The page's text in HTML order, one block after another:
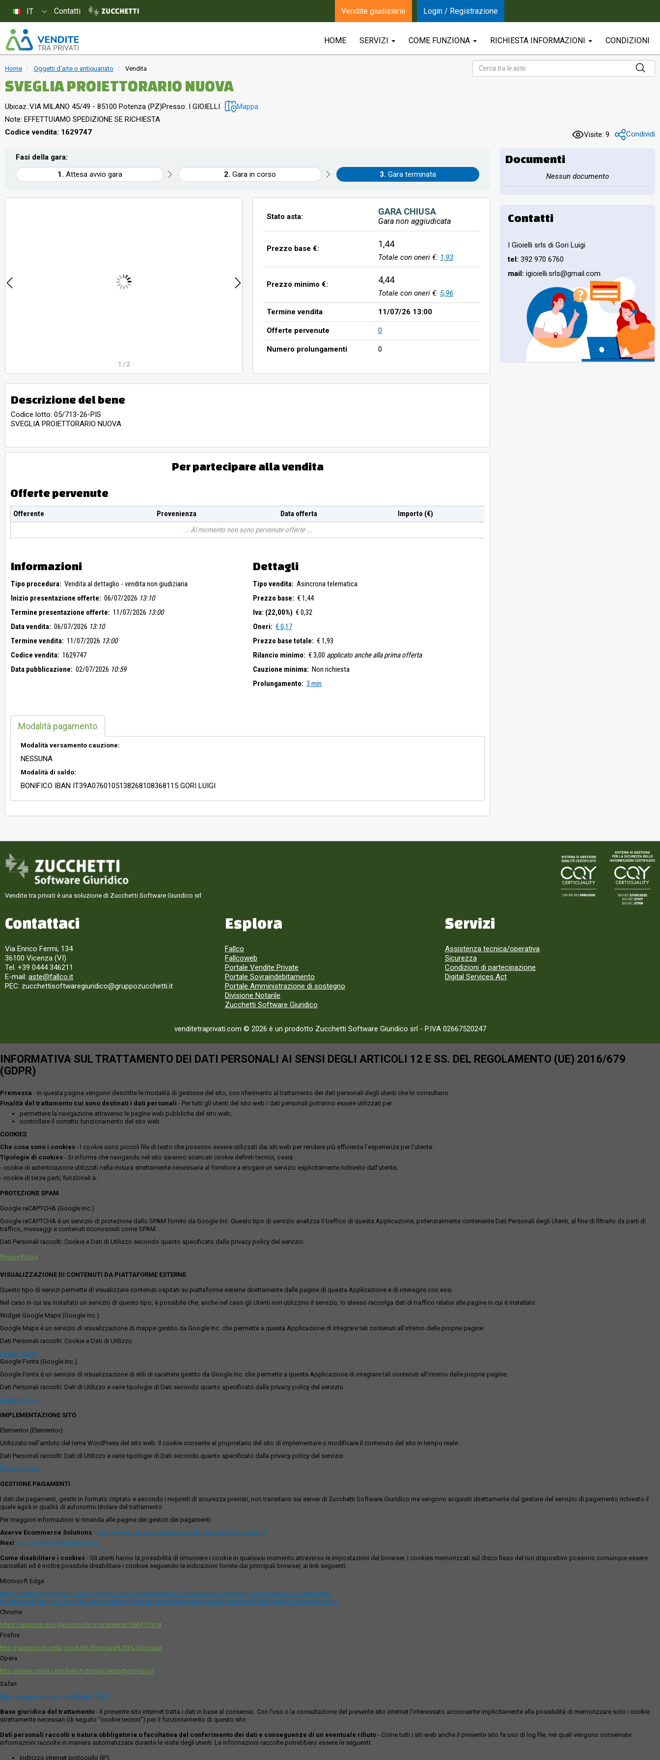
HOME SERVIZI COME FUNZIONA RICHIESTA INFORMAZIONI CONDIZIONI
Home Oggetti d'arte o antiquariato Vendita
SVEGLIA PROIETTORARIO NUOVA
Ubicaz.:VIA MILANO 45/49 - 85100 Potenza (PZ)Presso: I GIOIELLI Mappa
Note: EFFETTUIAMO SPEDIZIONE SE RICHIESTA
Codice vendita: 1629747
Visite: 9 Condividi
Fasi della gara:
Attesa avvio gara
Gara in corso Gara terminata
1 / 2
Stato asta: GARA CHIUSA
Gara non aggiudicata
Prezzo base €: 1,44
Totale con oneri €: 1,93
Prezzo minimo €: 4,44
Totale con oneri €: 5,96
Termine vendita 11/07/26 13:00
Offerte pervenute 0
Numero prolungamenti 0
Descrizione del bene
Codice lotto: 05/713-26-PIS
SVEGLIA PROIETTORARIO NUOVA
Per partecipare alla vendita
Offerte pervenute
Offerente Provenienza Data offerta
Importo (€)
Al momento non sono pervenute offerte
Informazioni
Tipo procedura: Vendita al dettaglio - vendita non giudiziaria
Inizio presentazione offerte: 06/07/2026 13:10
Termine presentazione offerte: 11/07/2026 13:00
Data vendita: 06/07/2026 13:10
Termine vendita: 11/07/2026 13:00
Codice vendita: 1629747
Data pubblicazione: 02/07/2026 10:59
Dettagli
Tipo vendita: Asincrona telematica
Prezzo base: € 1,44
Iva: (22,00%) € 0,32
Oneri: € 0,17
Prezzo base totale: € 1,93
Rilancio minimo: € 3,00 applicato anche alla prima offerta
Cauzione minima: Non richiesta
Prolungamento: 3 min
Modalità pagamento
Modalità versamento cauzione:
NESSUNA
Modalità di saldo:
BONIFICO IBAN IT39A0760105138268108368115 GORI LUIGI
Documenti
Nessun documento
Contatti
I Gioielli srls di Gori Luigi
tel: 392 970 6760
mail: igioielli.srls@gmail.com
Vendite tra privati è una soluzione di Zucchetti Software Giuridico srl
Contattaci
Via Enrico Fermi, 134
36100 Vicenza (VI)
Tel. +39 0444 346211
E-mail: aste@fallco.it
PEC: zucchettisoftwaregiuridico@gruppozucchetti.it
Esplora
Fallco
Fallcoweb
Portale Vendite Private
Portale Sovraindebitamento
Portale Amministrazione di sostegno
Divisione Notarile
Zucchetti Software Giuridico
Servizi
Assistenza tecnica/operativa
Sicurezza
Condizioni di partecipazione
Digital Services Act
venditetraprivati.com © 2026 è un prodotto Zucchetti Software Giuridico srl - P.IVA 02667520247
IT Contatti Vendite giudiziarie Login / Registrazione
INFORMATIVA SUL TRATTAMENTO DEI DATI PERSONALI AI SENSI DEGLI ARTICOLI 12 E SS. DEL REGOLAMENTO (UE) 2016/679
(GDPR)
Premessa - In questa pagina vengono descritte le modalità di gestione del sito, con riferimento al trattamento dei dati personali degli utenti che lo consultano.
Finalità del trattamento cui sono destinati i dati personali - Per tutti gli utenti del sito web i dati personali potranno essere utilizzati per:
permettere la navigazione attraverso le pagine web pubbliche del sito web;
controllare il corretto funzionamento del sito web.
COOKIES
Che cosa sono i cookies - I cookie sono piccoli file di testo che possono essere utilizzati dai siti web per rendere più efficiente l'esperienza per l'utente.
Tipologie di cookies - Si informa che navigando nel sito saranno scaricati cookie definiti tecnici, ossia:
- cookie di autenticazione utilizzati nella misura strettamente necessaria al fornitore a erogare un servizio esplicitamente richiesto dall'utente;
- cookie di terze parti, funzionali a:
PROTEZIONE SPAM
Google reCAPTCHA (Google Inc.)
Google reCAPTCHA è un servizio di protezione dallo SPAM fornito da Google Inc. Questo tipo di servizio analizza il traffico di questa Applicazione, potenzialmente contenente Dati Personali degli Utenti, al fine di filtrarlo da parti di
traffico, messaggi e contenuti riconosciuti come SPAM.
Dati Personali raccolti: Cookie e Dati di Utilizzo secondo quanto specificato dalla privacy policy del servizio.
Privacy Policy
VISUALIZZAZIONE DI CONTENUTI DA PIATTAFORME ESTERNE
Questo tipo di servizi permette di visualizzare contenuti ospitati su piattaforme esterne direttamente dalle pagine di questa Applicazione e di interagire con essi.
Nel caso in cui sia installato un servizio di questo tipo, è possibile che, anche nel caso gli Utenti non utilizzino il servizio, lo stesso raccolga dati di traffico relativi alle pagine in cui è installato.
Widget Google Maps (Google Inc.)
Google Maps è un servizio di visualizzazione di mappe gestito da Google Inc. che permette a questa Applicazione di integrare tali contenuti all'interno delle proprie pagine.
Dati Personali raccolti: Cookie e Dati di Utilizzo.
Privacy Policy
Google Fonts (Google Inc.)
Google Fonts è un servizio di visualizzazione di stili di carattere gestito da Google Inc. che permette a questa Applicazione di integrare tali contenuti all'interno delle proprie pagine.
Dati Personali raccolti: Dati di Utilizzo e varie tipologie di Dati secondo quanto specificato dalla privacy policy del servizio.
Privacy Policy
IMPLEMENTAZIONE SITO
Elementor (Elementor)
Utilizzato nell'ambito del tema WordPress del sito web. Il cookie consente al proprietario del sito di implementare o modificare il contenuto del sito in tempo reale.
Dati Personali raccolti: Dati di Utilizzo e varie tipologie di Dati secondo quanto specificato dalla privacy policy del servizio.
Privacy Policy
GESTIONE PAGAMENTI
I dati dei pagamenti, gestiti in formato criptato e secondo i requisiti di sicurezza previsti, non transitano sui server di Zucchetti Software Giuridico ma vengono acquisiti direttamente dal gestore del servizio di pagamento richiesto il
quale agirà in qualità di autonomo titolare del trattamento.
Per maggiori informazioni si rimanda alle pagine dei gestori dei pagamenti:
Axerve Ecommerce Solutions: https://www.axerve.com/privacy-policy/servizi-di-pagamento
Nexi: https://www.nexi.it/it/privacy
Come disabilitare i cookies - Gli utenti hanno la possibilità di rimuovere i cookie in qualsiasi momento attraverso le impostazioni del browser. I cookies memorizzati sul disco fisso del tuo dispositivo possono comunque essere
cancellati ed è inoltre possibile disabilitare i cookies seguendo le indicazioni fornite dai principali browser, ai link seguenti:
Microsoft Edge
https://support.microsoft.com/it-it/microsoft-edge/eliminare-i-cookie-in-microsoft-edge-63947406-40ac-c3b8-57b9-
2a946a29ae09#:~:text=Apri%20Microsoft%20Edge%20and%20seleziona,del%20sito%2C%20quindi%20Cancella%20ora.
Chrome
https://support.google.com/chrome/answer/95647?hl=it
Firefox
http://support.mozilla.org/it/kb/Eliminare%20i%20cookie
Opera
http://www.opera.com/help/tutorials/security/privacy/
Safari
http://support.apple.com/kb/ph11920
Base giuridica del trattamento - Il presente sito internet tratta i dati in base al consenso. Con l'uso o la consultazione del presente sito internet l’interessato acconsente implicitamente alla possibilità di memorizzare solo i cookie
strettamente necessari (di seguito “cookie tecnici”) per il funzionamento di questo sito.
Dati personali raccolti e natura obbligatoria o facoltativa del conferimento dei dati e conseguenze di un eventuale rifiuto - Come tutti i siti web anche il presente sito fa uso di log file, nei quali vengono conservate
informazioni raccolte in maniera automatizzata durante le visite degli utenti. Le informazioni raccolte potrebbero essere le seguenti:
indirizzo internet protocollo (IP);